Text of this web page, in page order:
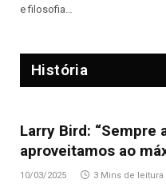
e filosofia…
História
Larry Bird: “Sempre
aproveitamos ao
10/03/2025 3 Mins de leitura